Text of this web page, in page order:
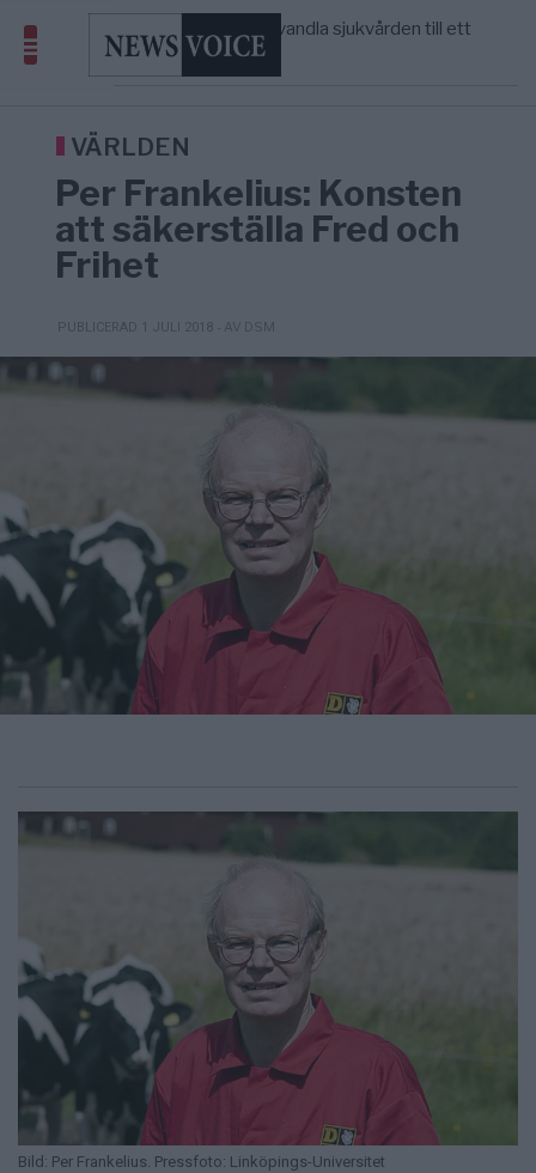
3/8
Massiv anstormning till Ceuta – Misstankar
om amerikansk påverkan
UNITED STATES — Tucker Carlson: ”It’s Time to Save
VÄRLDEN
Per Frankelius: Konsten
att säkerställa Fred och
Frihet
PUBLICERAD 1 JULI 2018 - AV DSM
Bild: Per Frankelius. Pressfoto: Linköpings-Universitet